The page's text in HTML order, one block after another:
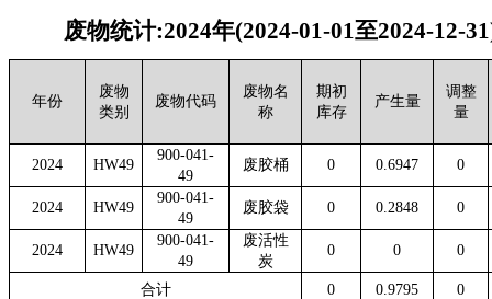
废物统计:2024年(2024-01-01至2024-12-
年份
废物
类别
废物代码
废物名
称
期初
库存
产生量
调整
量
2024 HW49
900-041-
49
废胶桶 0 0.6947 0
2024 HW49
900-041-
49
废胶袋 0 0.2848 0
2024 HW49
900-041-
49
废活性
炭
0 0 0
合计 0 0.9795 0